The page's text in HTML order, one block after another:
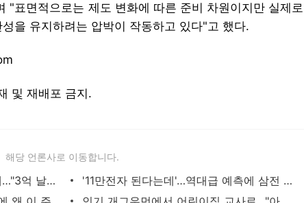
"표면적으로는 제도 변화에 따른 준비 차원이지만 실제로
을 유지하려는 압박이 작동하고 있다"고 했다.
및 재배포 금지.
해당 언론사로 이동합니다.
서울시 믿고 아파트 입주했는데…"3억 날렸다" 피눈물 [전세 사기 그후 上]
'11만전자 된다는데'…역대급 예측에 삼전 개미들 '두근두근'